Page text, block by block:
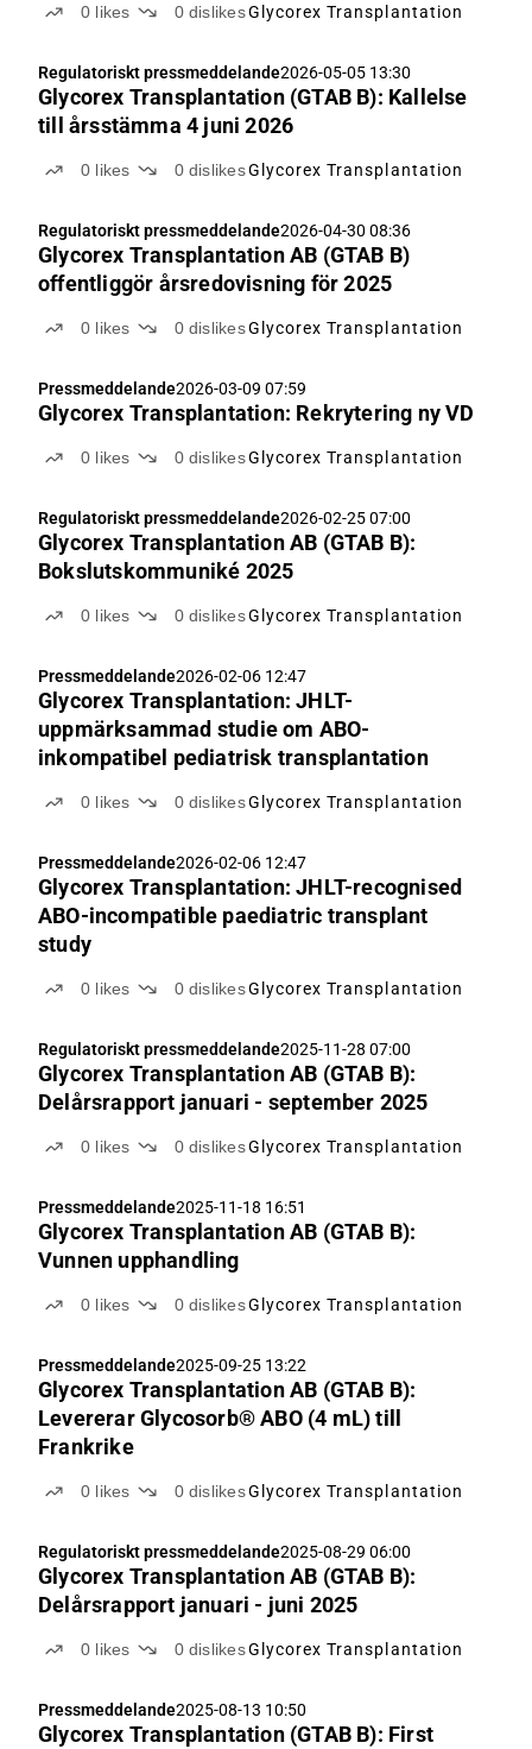
0 likes 0 dislikesGlycorex Transplantation
Regulatoriskt pressmeddelande2026-05-05 13:30
Glycorex Transplantation (GTAB B): Kallelse
till årsstämma 4 juni 2026
0 likes 0 dislikesGlycorex Transplantation
Regulatoriskt pressmeddelande2026-04-30 08:36
Glycorex Transplantation AB (GTAB B)
offentliggör årsredovisning för 2025
0 likes 0 dislikesGlycorex Transplantation
Pressmeddelande2026-03-09 07:59
Glycorex Transplantation: Rekrytering ny VD
0 likes 0 dislikesGlycorex Transplantation
Regulatoriskt pressmeddelande2026-02-25 07:00
Glycorex Transplantation AB (GTAB B):
Bokslutskommuniké 2025
0 likes 0 dislikesGlycorex Transplantation
Pressmeddelande2026-02-06 12:47
Glycorex Transplantation: JHLT-
uppmärksammad studie om ABO-
inkompatibel pediatrisk transplantation
0 likes 0 dislikesGlycorex Transplantation
Pressmeddelande2026-02-06 12:47
Glycorex Transplantation: JHLT-recognised
ABO-incompatible paediatric transplant
study
0 likes 0 dislikesGlycorex Transplantation
Regulatoriskt pressmeddelande2025-11-28 07:00
Glycorex Transplantation AB (GTAB B):
Delårsrapport januari - september 2025
0 likes 0 dislikesGlycorex Transplantation
Pressmeddelande2025-11-18 16:51
Glycorex Transplantation AB (GTAB B):
Vunnen upphandling
0 likes 0 dislikesGlycorex Transplantation
Pressmeddelande2025-09-25 13:22
Glycorex Transplantation AB (GTAB B):
Levererar Glycosorb® ABO (4 mL) till
Frankrike
0 likes 0 dislikesGlycorex Transplantation
Regulatoriskt pressmeddelande2025-08-29 06:00
Glycorex Transplantation AB (GTAB B):
Delårsrapport januari - juni 2025
0 likes 0 dislikesGlycorex Transplantation
Pressmeddelande2025-08-13 10:50
Glycorex Transplantation (GTAB B): First